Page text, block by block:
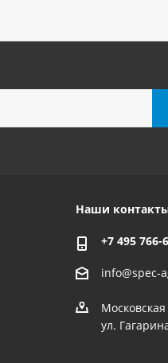
Наши
+7 495 766-
info@spec-
ул.